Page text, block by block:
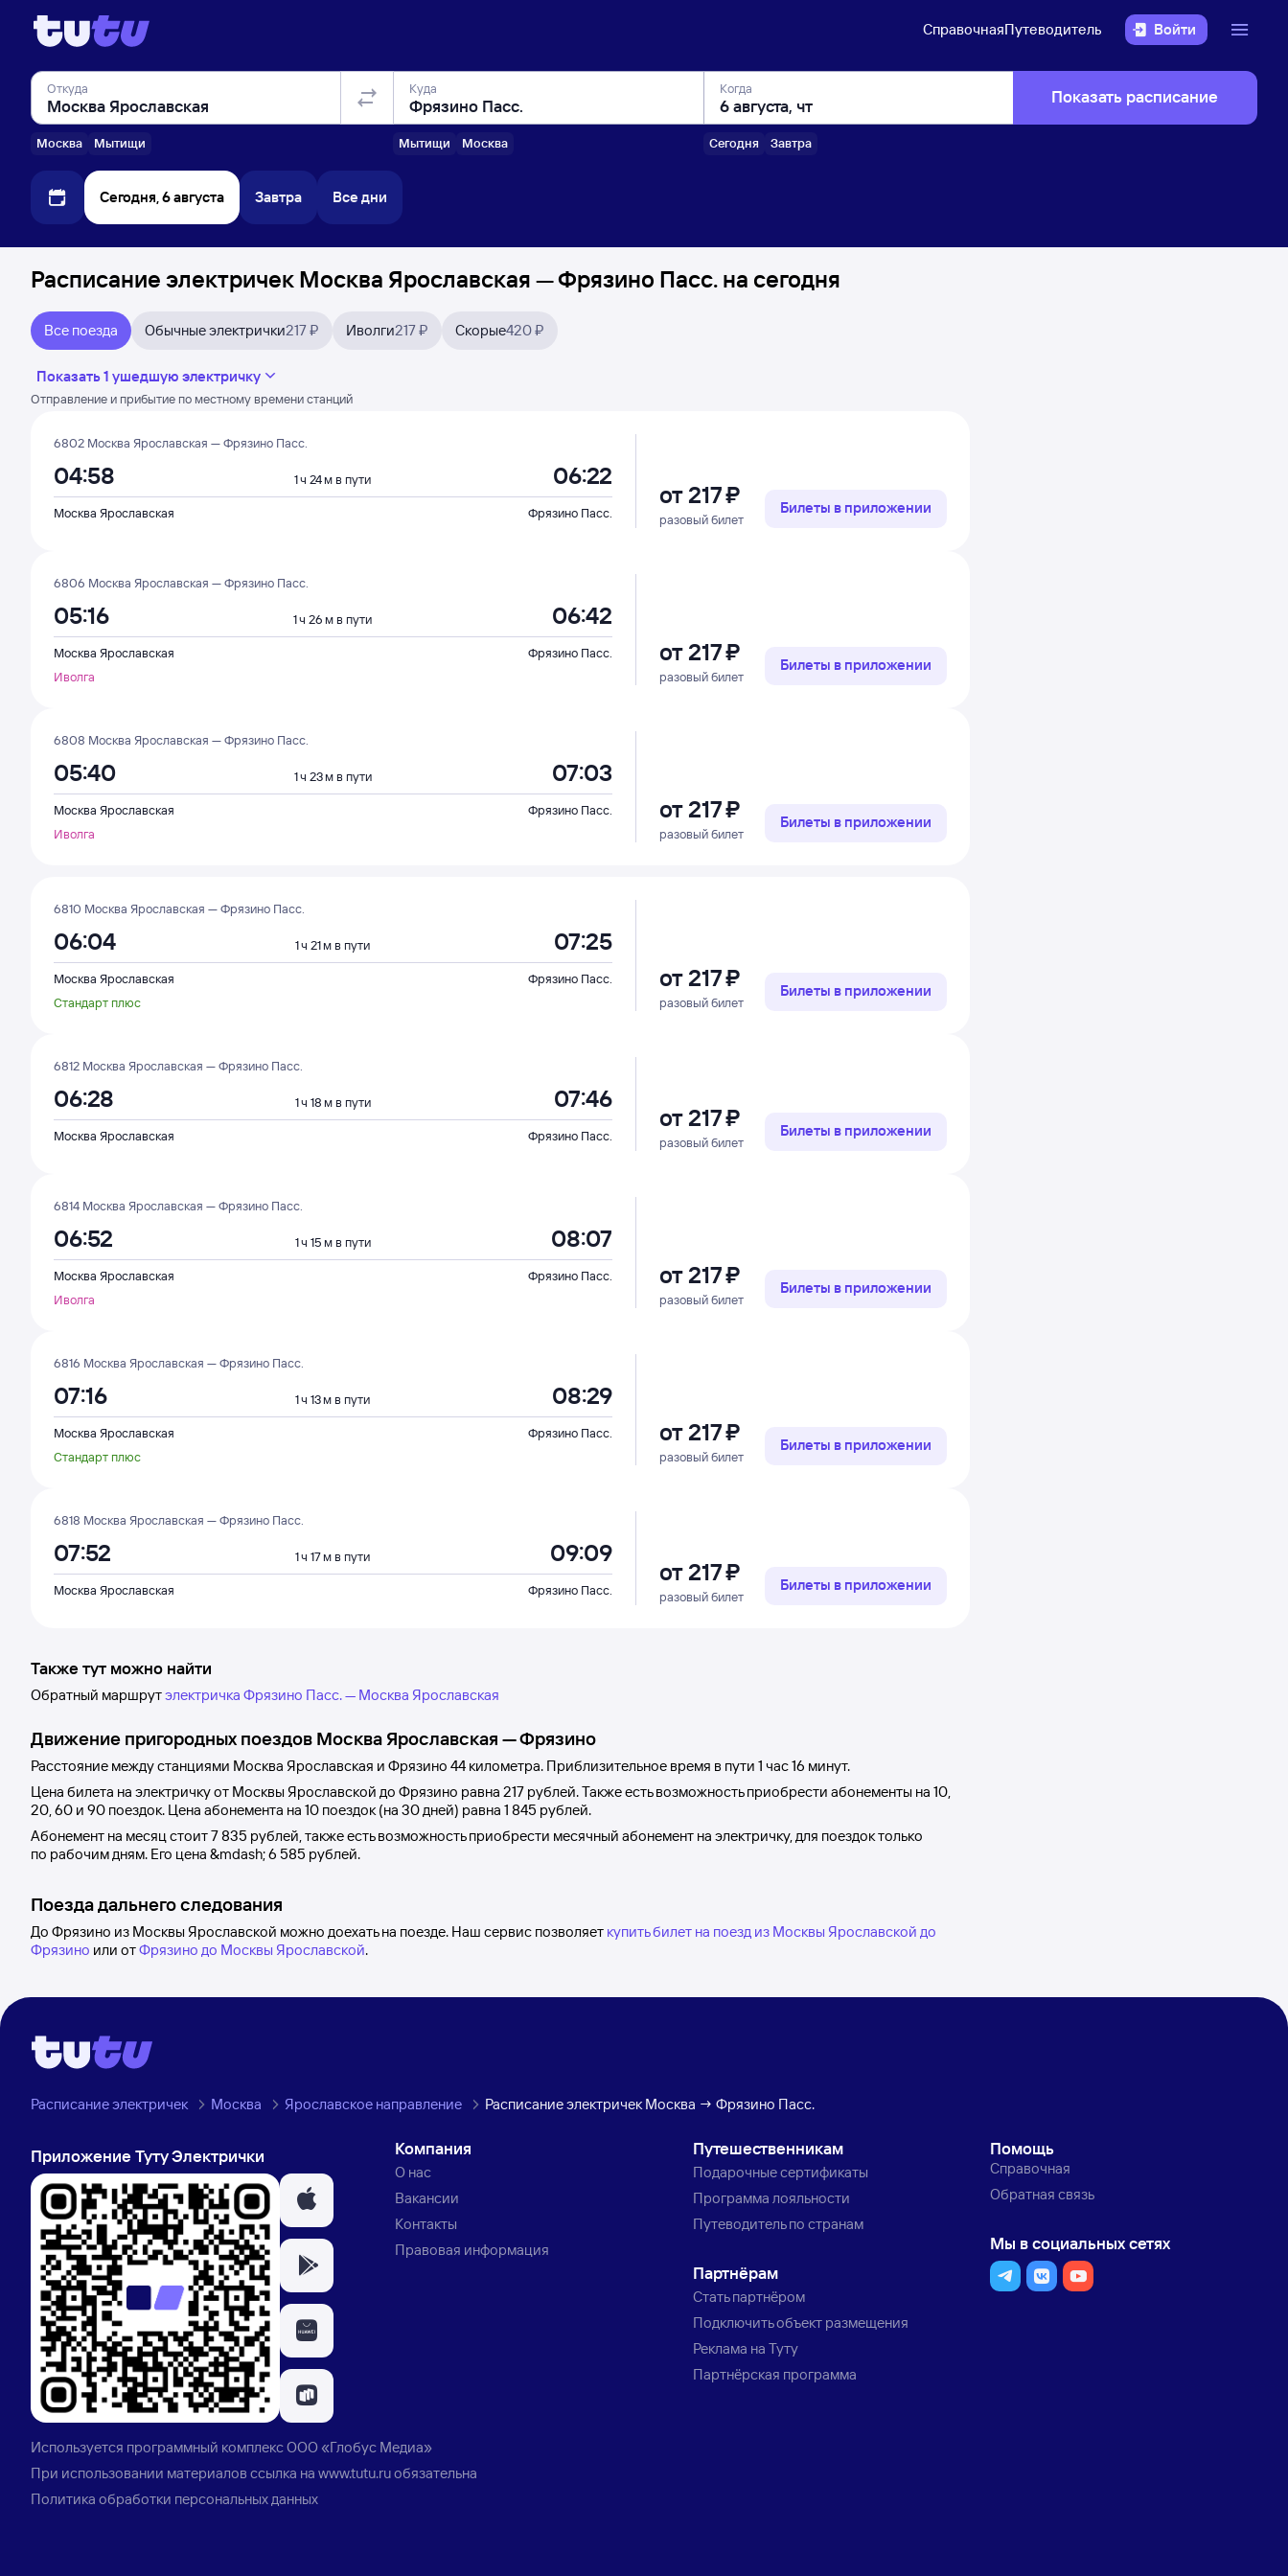
СправочнаяПутеводитель Войти
Откуда
Москва Мытищи
Куда
Мытищи Москва
Когда
Сегодня Завтра
Показать расписание
Сегодня, 6 августа Завтра Все дни
Расписание электричек Москва Ярославская — Фрязино Пасс. на сегодня
Все поезда Обычные электрички217 ₽ Иволги217 ₽ Скорые420 ₽
Показать 1 ушедшую электричку
Отправление и прибытие по местному времени станций
6802 Москва Ярославская — Фрязино Пасс.
04:58 1 ч 24 м в пути 06:22
Москва Ярославская Фрязино Пасс.
от 217 ⁠₽
разовый билет
Билеты в приложении
6806 Москва Ярославская — Фрязино Пасс.
05:16 1 ч 26 м в пути 06:42
Москва Ярославская
Фрязино Пасс.
Иволга
от 217 ⁠₽
разовый билет
Билеты в приложении
6808 Москва Ярославская — Фрязино Пасс.
05:40 1 ч 23 м в пути 07:03
Москва Ярославская
Фрязино Пасс.
Иволга
от 217 ⁠₽
разовый билет
Билеты в приложении
6810 Москва Ярославская — Фрязино Пасс.
06:04 1 ч 21 м в пути 07:25
Москва Ярославская
Фрязино Пасс.
Стандарт плюс
от 217 ⁠₽
разовый билет
Билеты в приложении
6812 Москва Ярославская — Фрязино Пасс.
06:28 1 ч 18 м в пути 07:46
Москва Ярославская Фрязино Пасс.
от 217 ⁠₽
разовый билет
Билеты в приложении
6814 Москва Ярославская — Фрязино Пасс.
06:52 1 ч 15 м в пути 08:07
Москва Ярославская
Фрязино Пасс.
Иволга
от 217 ⁠₽
разовый билет
Билеты в приложении
6816 Москва Ярославская — Фрязино Пасс.
07:16 1 ч 13 м в пути 08:29
Москва Ярославская
Фрязино Пасс.
Стандарт плюс
от 217 ⁠₽
разовый билет
Билеты в приложении
6818 Москва Ярославская — Фрязино Пасс.
07:52 1 ч 17 м в пути 09:09
Москва Ярославская Фрязино Пасс.
от 217 ⁠₽
разовый билет
Билеты в приложении
Также тут можно найти
Обратный маршрутэлектричка Фрязино Пасс. — Москва Ярославская
Движение пригородных поездов Москва Ярославская —Фрязино
Расстояние между станциями Москва Ярославская и Фрязино 44 километра. Приблизительное время в пути 1 час 16 минут.
Цена билета на электричку от Москвы Ярославской до Фрязино равна 217 рублей. Также есть возможность приобрести абонементы на 10,
20, 60 и 90 поездок. Цена абонемента на 10 поездок (на 30 дней) равна 1 845 рублей.
Абонемент на месяц стоит7835 рублей, также есть возможность приобрести месячный абонемент на электричку, для поездок только
по рабочим дням. Его цена &mdash;6 585 рублей.
Поезда дальнего следования
До Фрязино из Москвы Ярославской можно доехать на поезде. Наш сервис позволяет купить билет на поезд из Москвы Ярославской до
Фрязино или отФрязино до Москвы Ярославской.
Расписание электричек Москва Ярославское направление Расписание электричек Москва → Фрязино Пасс.
Приложение Туту Электрички Компания
О нас
Вакансии
Контакты
Правовая информация
Путешественникам
Подарочные сертификаты
Программа лояльности
Путеводитель по странам
Партнёрам
Стать партнёром
Подключить объект размещения
Реклама на Туту
Партнёрская программа
Помощь
Справочная
Обратная связь
Мы в социальных сетях
Используется программный комплексООО «Глобус Медиа»
При использовании материалов ссылка на www.tutu.ruобязательна
Политика обработки персональных данных